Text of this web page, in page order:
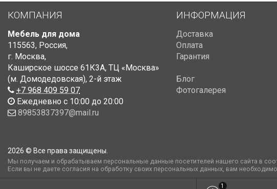
КОМПАНИЯ
Мебель для дома
115563, Россия,
г. Москва,
Каширское шоссе 61К3А, ТЦ «Москва»
(м. Домодедовская), 2-й этаж
+7 968 409 59 07
Ежедневно с 10:00 до 20:00
89853837397@mail.ru
ИНФОРМАЦИЯ
Доставка
Оплата
Гарантия
Блог
Фотогалерея
2026 © Все права защищены.
Мы получаем и обрабатываем персональные данные посетителей нашего сайта в
Если вы не даете согласия на обработку своих персональных данных, вам
1